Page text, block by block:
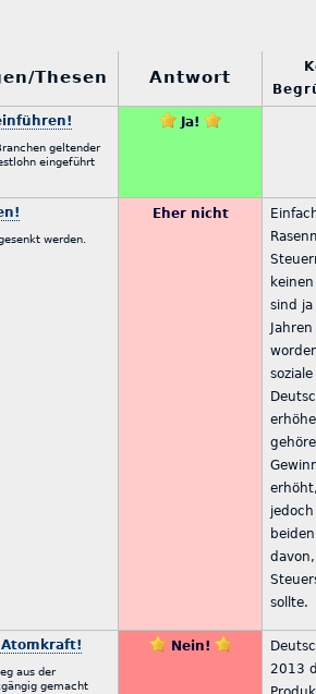
Thesen Antwort
geltender
eingeführt
Ja!
werden.
Eher nicht
sind
sollte.
aus der
gemacht
Nein!
2013